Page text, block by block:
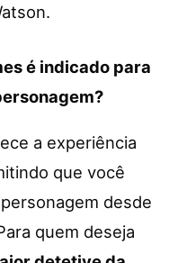
é indicado para
a experiência
que você
desde
quem deseja